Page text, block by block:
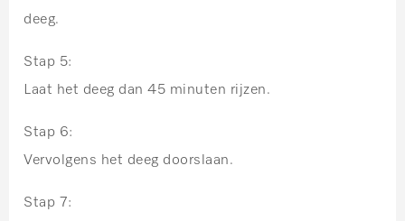
deeg.
Stap 5:
Laat het deeg dan 45 minuten rijzen.
Stap 6:
Vervolgens het deeg doorslaan.
Stap 7: